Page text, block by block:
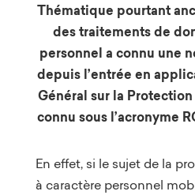
Thématique pourtant
des traitements de
personnel a connu une
depuis l’entrée en
Général sur la
connu sous l’acronyme
En effet, si le sujet de la
à caractère personnel